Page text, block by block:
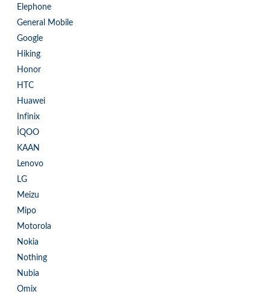
Elephone
General Mobile
Google
Hiking
Honor
HTC
Huawei
Infinix
İQOO
KAAN
Lenovo
LG
Meizu
Mipo
Motorola
Nokia
Nothing
Nubia
Omix